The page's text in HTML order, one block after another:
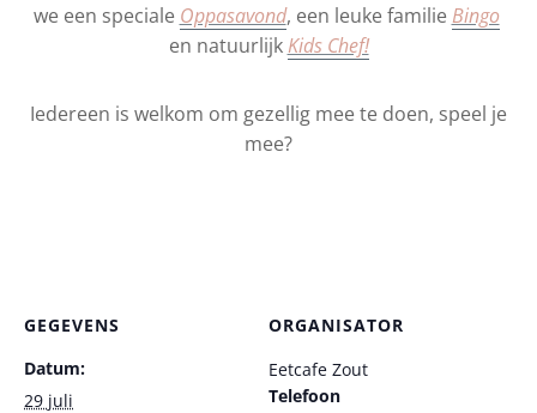
we een speciale Oppasavond, een leuke familieBingo
en natuurlijkKids Chef!
Iedereen is welkom om gezellig mee te doen, speel je
mee?
GEGEVENS
Datum:
29 juli
ORGANISATOR
Eetcafe Zout
Telefoon